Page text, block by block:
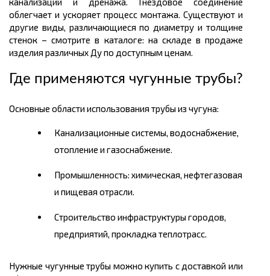
облегчает и ускоряет процесс монтажа. Существуют и
другие виды, различающиеся по диаметру и толщине
стенок – смотрите в каталоге: на складе в продаже
изделия различных Ду по доступным ценам.
Где применяются чугунные трубы?
Основные области использования трубы из чугуна:
Канализационные системы, водоснабжение,
отопление и газоснабжение.
Промышленность: химическая, нефтегазовая
и пищевая отрасли.
Строительство инфраструктуры городов,
предприятий, прокладка теплотрасс.
Нужные чугунные трубы можно купить с доставкой или